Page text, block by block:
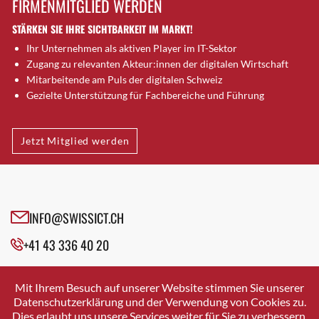
Brütten
Bubendorf
Bubikon
Buchs (SG)
Burgdorf
Bülach
Cazis
Cham
Davos Platz
Davos Platz 1
Dietikon
Dietlikon
FIRMENMITGLIED WERDEN
STÄRKEN SIE IHRE SICHTBARKEIT IM MARKT!
Ihr Unternehmen als aktiven Player im IT-Sektor
Zugang zu relevanten Akteur:innen der digitalen Wirtschaft
Mitarbeitende am Puls der digitalen Schweiz
Gezielte Unterstützung für Fachbereiche und Führung
Jetzt Mitglied werden
INFO@SWISSICT.CH
+41 43 336 40 20
SWISSICT
VULKANSTRASSE 120
8048 ZURICH
Mit Ihrem Besuch auf unserer Website stimmen Sie unserer
Datenschutzerklärung und der Verwendung von Cookies zu.
Dies erlaubt uns unsere Services weiter für Sie zu verbessern.